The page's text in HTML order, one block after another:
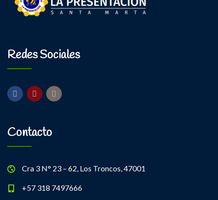
Redes Sociales
Contacto
Cra 3 N° 23 – 62, Los Troncos, 47001
+57 318 7497666